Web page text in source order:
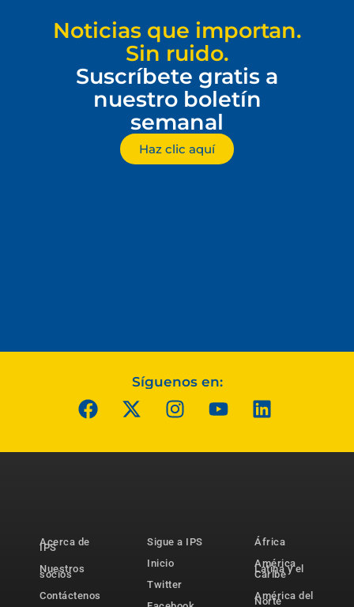
Noticias que importan.
Sin ruido.
Suscríbete gratis a
nuestro boletín
semanal
Haz clic aquí
Síguenos en:
Acerca de
IPS
Nuestros
socios
Contáctenos
Sigue a IPS
Inicio
Twitter
África
América
Latina y el
Caribe
América del
Norte